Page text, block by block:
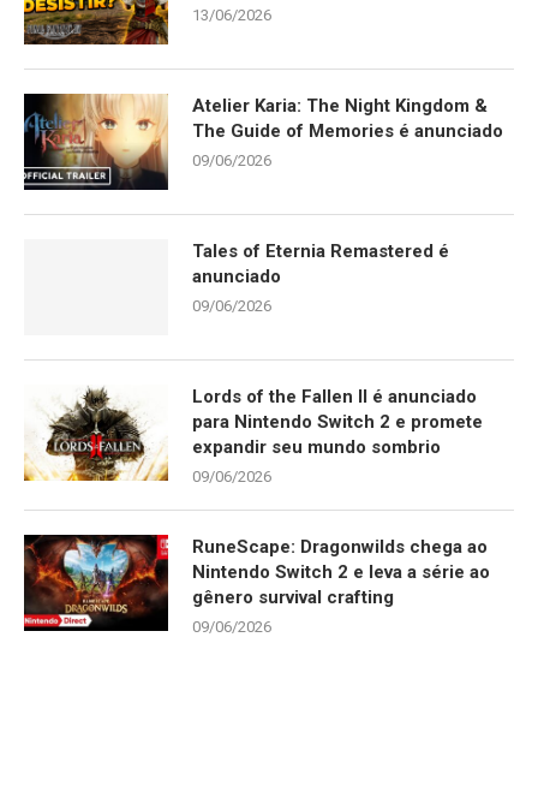
13/06/2026
Atelier Karia: The Night Kingdom &
The Guide of Memories é anunciado
09/06/2026
Tales of Eternia Remastered é
anunciado
09/06/2026
Lords of the Fallen II é anunciado
para Nintendo Switch 2 e promete
expandir seu mundo sombrio
09/06/2026
RuneScape: Dragonwilds chega ao
Nintendo Switch 2 e leva a série ao
gênero survival crafting
09/06/2026